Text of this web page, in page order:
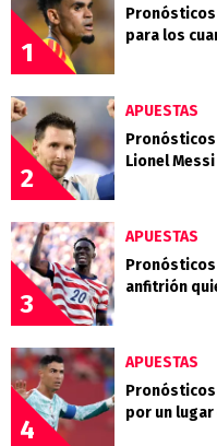
1
Pronósticos
para los
2
APUESTAS
Lionel
3
APUESTAS
Pronósticos
anfitrión
4
APUESTAS
por un